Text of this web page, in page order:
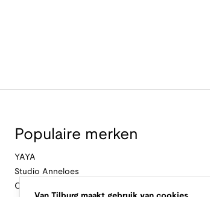
Populaire merken
YAYA
Studio Anneloes
Cambio